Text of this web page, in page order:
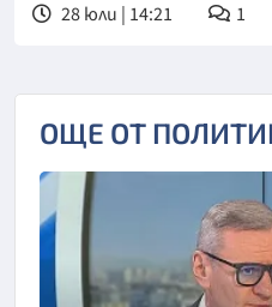
28 юли | 14:21 1
ОЩЕ ОТ